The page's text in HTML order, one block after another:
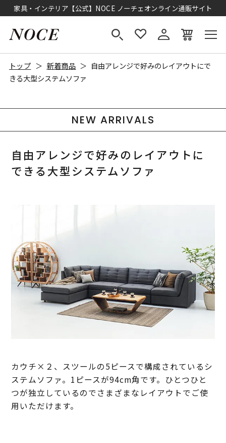
家具・インテリア【公式】NOCE ノーチェオンライン通販サイト
トップ 新着商品
自由アレンジで好みのレイアウトにで
きる大型システムソファ
NEW ARRIVALS
自由アレンジで好みのレイアウトに
できる大型システムソファ
カウチ×２、スツールの5ピースで構成されているシ
ステムソファ。1ピースが94cm角です。ひとつひと
つが独立しているのでさまざまなレイアウトでご使
用いただけます。